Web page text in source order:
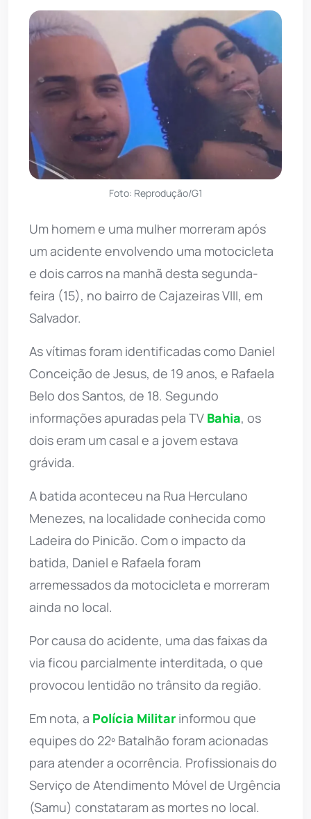
Foto: Reprodução/G1
Um homem e uma mulher morreram após
um acidente envolvendo uma motocicleta
e dois carros na manhã desta segunda-
feira (15), no bairro de Cajazeiras VIII, em
Salvador.
As vítimas foram identificadas como Daniel
Conceição de Jesus, de 19 anos, e Rafaela
Belo dos Santos, de 18. Segundo
informações apuradas pela TV Bahia, os
dois eram um casal e a jovem estava
grávida.
A batida aconteceu na Rua Herculano
Menezes, na localidade conhecida como
Ladeira do Pinicão. Com o impacto da
batida, Daniel e Rafaela foram
arremessados da motocicleta e morreram
ainda no local.
Por causa do acidente, uma das faixas da
via ficou parcialmente interditada, o que
provocou lentidão no trânsito da região.
Em nota, a Polícia Militar informou que
equipes do 22º Batalhão foram acionadas
para atender a ocorrência. Profissionais do
Serviço de Atendimento Móvel de Urgência
(Samu) constataram as mortes no local.